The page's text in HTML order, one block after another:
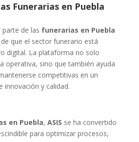
Funerarias en Puebla
parte de las funerarias en Puebla
que el sector funerario está
digital. La plataforma no solo
operativa, sino que también ayuda
competitivas en un
innovación y calidad.
en Puebla, ASIS se ha convertido
para optimizar procesos,